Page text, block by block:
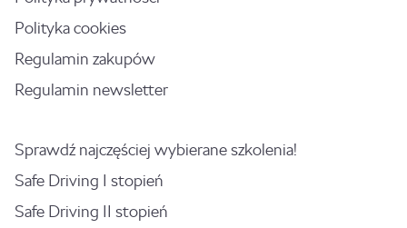
Polityka cookies
Regulamin zakupów
Regulamin newsletter
Sprawdź najczęściej wybierane szkolenia!
Safe Driving I stopień
Safe Driving II stopień